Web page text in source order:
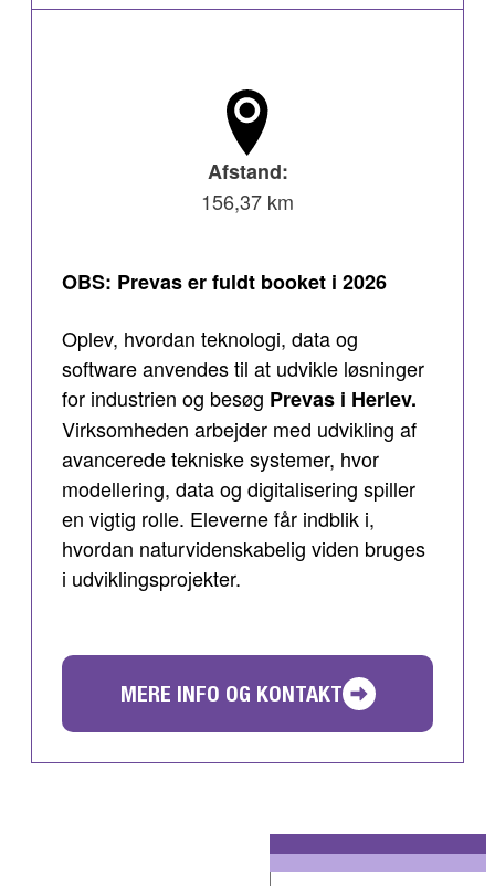
Afstand:
156,37 km
OBS: Prevas er fuldt booket i 2026
Oplev, hvordan teknologi, data og
software anvendes til at udvikle løsninger
for industrien og besøg Prevas i Herlev.
Virksomheden arbejder med udvikling af
avancerede tekniske systemer, hvor
modellering, data og digitalisering spiller
en vigtig rolle. Eleverne får indblik i,
hvordan naturvidenskabelig viden bruges
i udviklingsprojekter.
MERE INFO OG KONTAKT